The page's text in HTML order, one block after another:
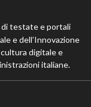
di testate e portali
e dell’Innovazione
digitale e
italiane.